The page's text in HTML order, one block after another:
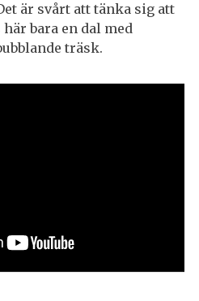
är svårt att tänka sig att
bara en dal med
träsk.